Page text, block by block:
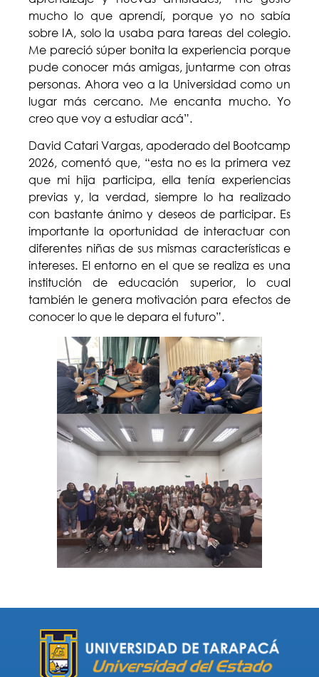
mucho lo que aprendí, porque yo no sabía
sobre IA, solo la usaba para tareas del colegio.
Me pareció súper bonita la experiencia porque
pude conocer más amigas, juntarme con otras
personas. Ahora veo a la Universidad como un
lugar más cercano. Me encanta mucho. Yo
creo que voy a estudiar acá”.
David Catari Vargas, apoderado del Bootcamp
2026, comentó que, “esta no es la primera vez
que mi hija participa, ella tenía experiencias
previas y, la verdad, siempre lo ha realizado
con bastante ánimo y deseos de participar. Es
importante la oportunidad de interactuar con
diferentes niñas de sus mismas características e
intereses. El entorno en el que se realiza es una
institución de educación superior, lo cual
también le genera motivación para efectos de
conocer lo que le depara el futuro”.